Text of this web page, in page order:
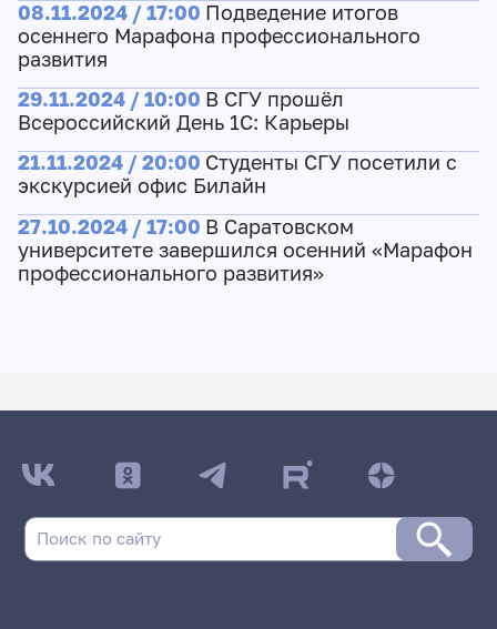
08.11.2024 / 17:00 Подведение итогов
осеннего Марафона профессионального
развития
29.11.2024 / 10:00 В СГУ прошёл
Всероссийский День 1C: Карьеры
21.11.2024 / 20:00 Студенты СГУ посетили с
экскурсией офис Билайн
27.10.2024 / 17:00 В Саратовском
университете завершился осенний «Марафон
профессионального развития»